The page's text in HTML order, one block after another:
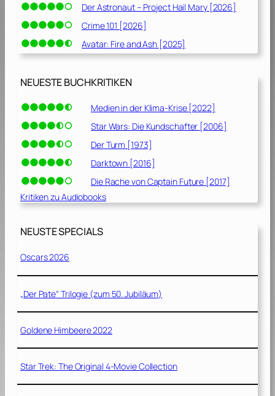
Der Astronaut – Project Hail Mary [2026]
Crime 101 [2026]
Avatar: Fire and Ash [2025]
NEUESTE BUCHKRITIKEN
Medien in der Klima-Krise [2022]
Star Wars: Die Kundschafter [2006]
Der Turm [1973]
Darktown [2016]
Die Rache von Captain Future [2017]
Kritiken zu Audiobooks
NEUSTE SPECIALS
Oscars 2026
„Der Pate“ Trilogie (zum 50. Jubiläum)
Goldene Himbeere 2022
Star Trek: The Original 4-Movie Collection